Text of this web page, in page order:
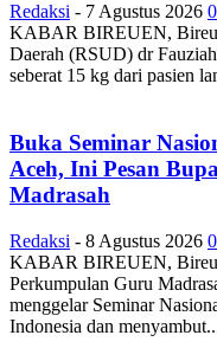
Redaksi - 7 Agustus 2026 0
KABAR BIREUEN,
Daerah (RSUD) dr
seberat 15 kg dari pasien
Buka Seminar
Aceh, Ini Pesan
Madrasah
Redaksi - 8 Agustus 2026 0
KABAR BIREUEN,
Perkumpulan Guru
menggelar Seminar
Indonesia dan